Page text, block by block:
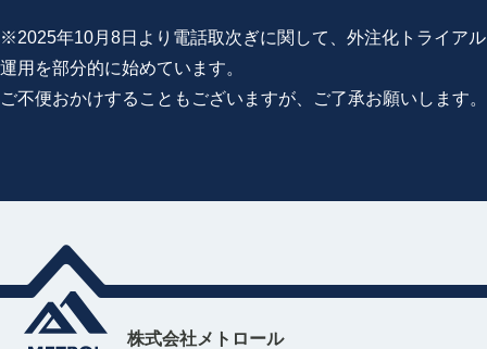
※2025年10月8日より電話取次ぎに関して、外注化トライアル
運用を部分的に始めています。
ご不便おかけすることもございますが、ご了承お願いします。
株式会社メトロール